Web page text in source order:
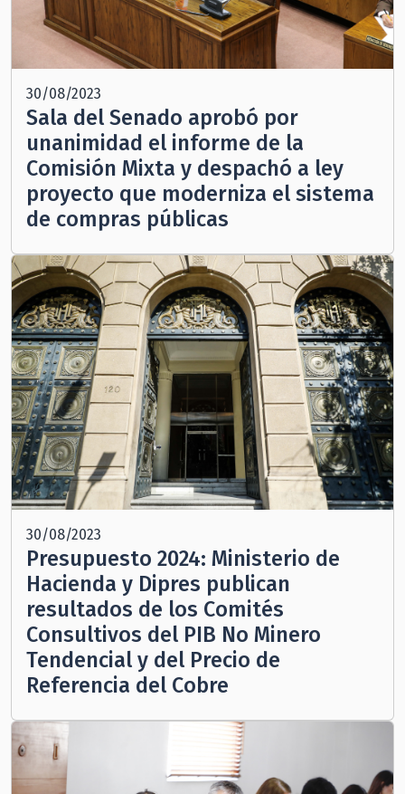
30/08/2023
Sala del Senado aprobó por
unanimidad el informe de la
Comisión Mixta y despachó a ley
proyecto que moderniza el sistema
de compras públicas
30/08/2023
Presupuesto 2024: Ministerio de
Hacienda y Dipres publican
resultados de los Comités
Consultivos del PIB No Minero
Tendencial y del Precio de
Referencia del Cobre